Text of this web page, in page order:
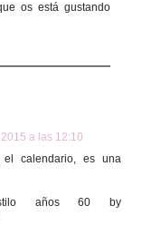
os está gustando
a las 12:10
el calendario, es una
años 60 by